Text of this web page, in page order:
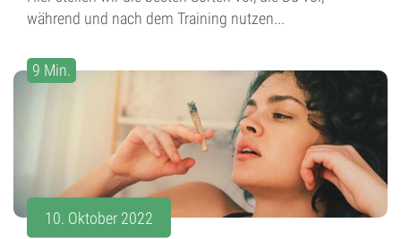
während und nach dem Training nutzen...
9 Min.
10. Oktober 2022